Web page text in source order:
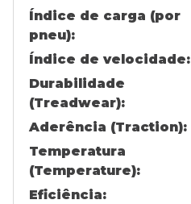
Índice de carga (por
pneu):
Índice de velocidade:
Durabilidade
(Treadwear):
Aderência (Traction):
Temperatura
(Temperature):
Eficiência: